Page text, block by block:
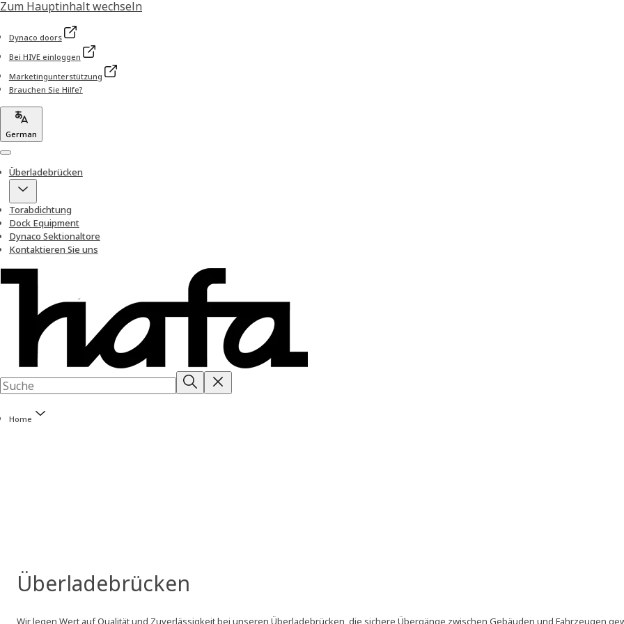
Zum Hauptinhalt wechseln
Dynaco doors
Bei HIVE einloggen
Marketingunterstützung
Brauchen Sie Hilfe?
German
Menu
Überladebrücken
Torabdichtung
Dock Equipment
Dynaco Sektionaltore
Kontaktieren Sie uns
Home
Überladebrücken
Wir legen Wert auf Qualität und Zuverlässigkeit bei unseren Überladebrücken, die sichere Übergänge zwischen Gebäuden und Fahrzeugen